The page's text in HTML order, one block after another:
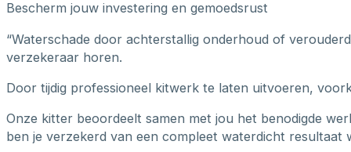
Bescherm jouw investering en gemoedsrust
“Waterschade door achterstallig onderhoud of
verzekeraar horen.
Door tijdig professioneel kitwerk te laten uitvoeren,
Onze kitter beoordeelt samen met jou het benodigde
ben je verzekerd van een compleet waterdicht resultaat